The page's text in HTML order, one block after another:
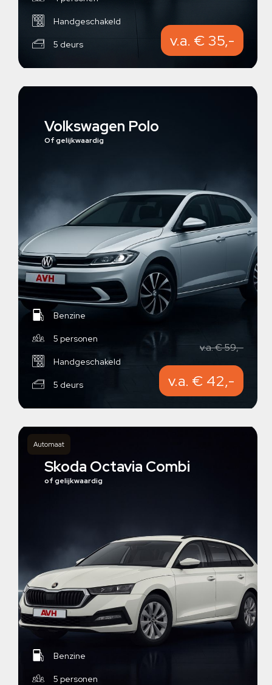
Handgeschakeld
5 deurs v.a. € 35,-
Volkswagen Polo
Of gelijkwaardig
Benzine
5 personen
Handgeschakeld
5 deurs
v.a. € 59,-
v.a. € 42,-
Automaat
Skoda Octavia Combi
of gelijkwaardig
Benzine
5 personen